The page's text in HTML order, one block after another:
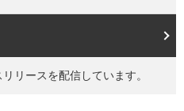
リースを配信しています。